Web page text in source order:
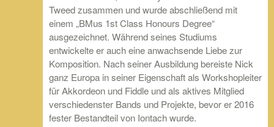
Tweed zusammen und wurde abschließend mit
einem „BMus 1st Class Honours Degree“
ausgezeichnet. Während seines Studiums
entwickelte er auch eine anwachsende Liebe zur
Komposition. Nach seiner Ausbildung bereiste Nick
ganz Europa in seiner Eigenschaft als Workshopleiter
für Akkordeon und Fiddle und als aktives Mitglied
verschiedenster Bands und Projekte, bevor er 2016
fester Bestandteil von Iontach wurde.